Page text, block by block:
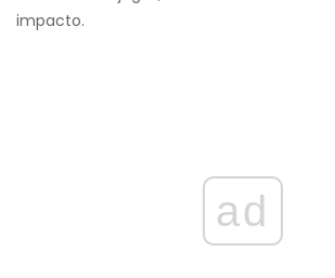
impacto.
ad